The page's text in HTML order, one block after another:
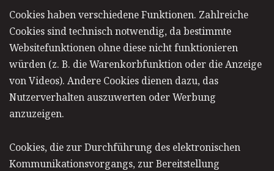
Cookies haben verschiedene Funktionen. Zahlreiche
Cookies sind technisch notwendig, da bestimmte
Websitefunktionen ohne diese nicht funktionieren
würden (z. B. die Warenkorbfunktion oder die Anzeige
von Videos). Andere Cookies dienen dazu, das
Nutzerverhalten auszuwerten oder Werbung
anzuzeigen.
Cookies, die zur Durchführung des elektronischen
Kommunikationsvorgangs, zur Bereitstellung